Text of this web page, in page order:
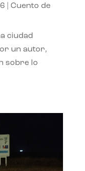
Cuento de
ciudad
un autor,
sobre lo